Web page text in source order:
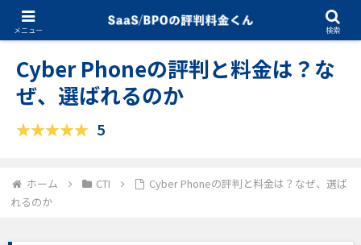
CTI 10.10.2025
Cyber Phoneの評判と料金は？な
ぜ、選ばれるのか
5
ホーム CTI
Cyber Phoneの評判と料金は？なぜ、選ば
れるのか
メニュー 検索